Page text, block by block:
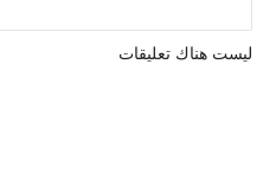
ليست هناك تعليقات